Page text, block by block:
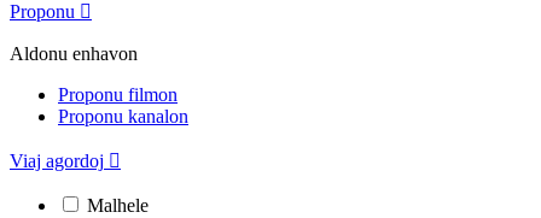
Proponu 
Aldonu enhavon
Proponu filmon
Proponu kanalon
Viaj agordoj 
Malhele